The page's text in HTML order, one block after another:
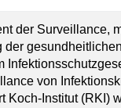
der Surveillance,
der
von
Koch-Institut (RKI)